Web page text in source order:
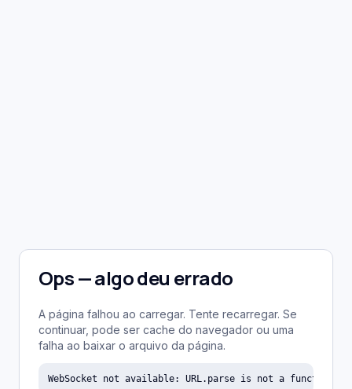
Ops — algo deu errado
A página falhou ao carregar. Tente recarregar. Se
continuar, pode ser cache do navegador ou uma
falha ao baixar o arquivo da página.
WebSocket not available: URL.parse is not a function